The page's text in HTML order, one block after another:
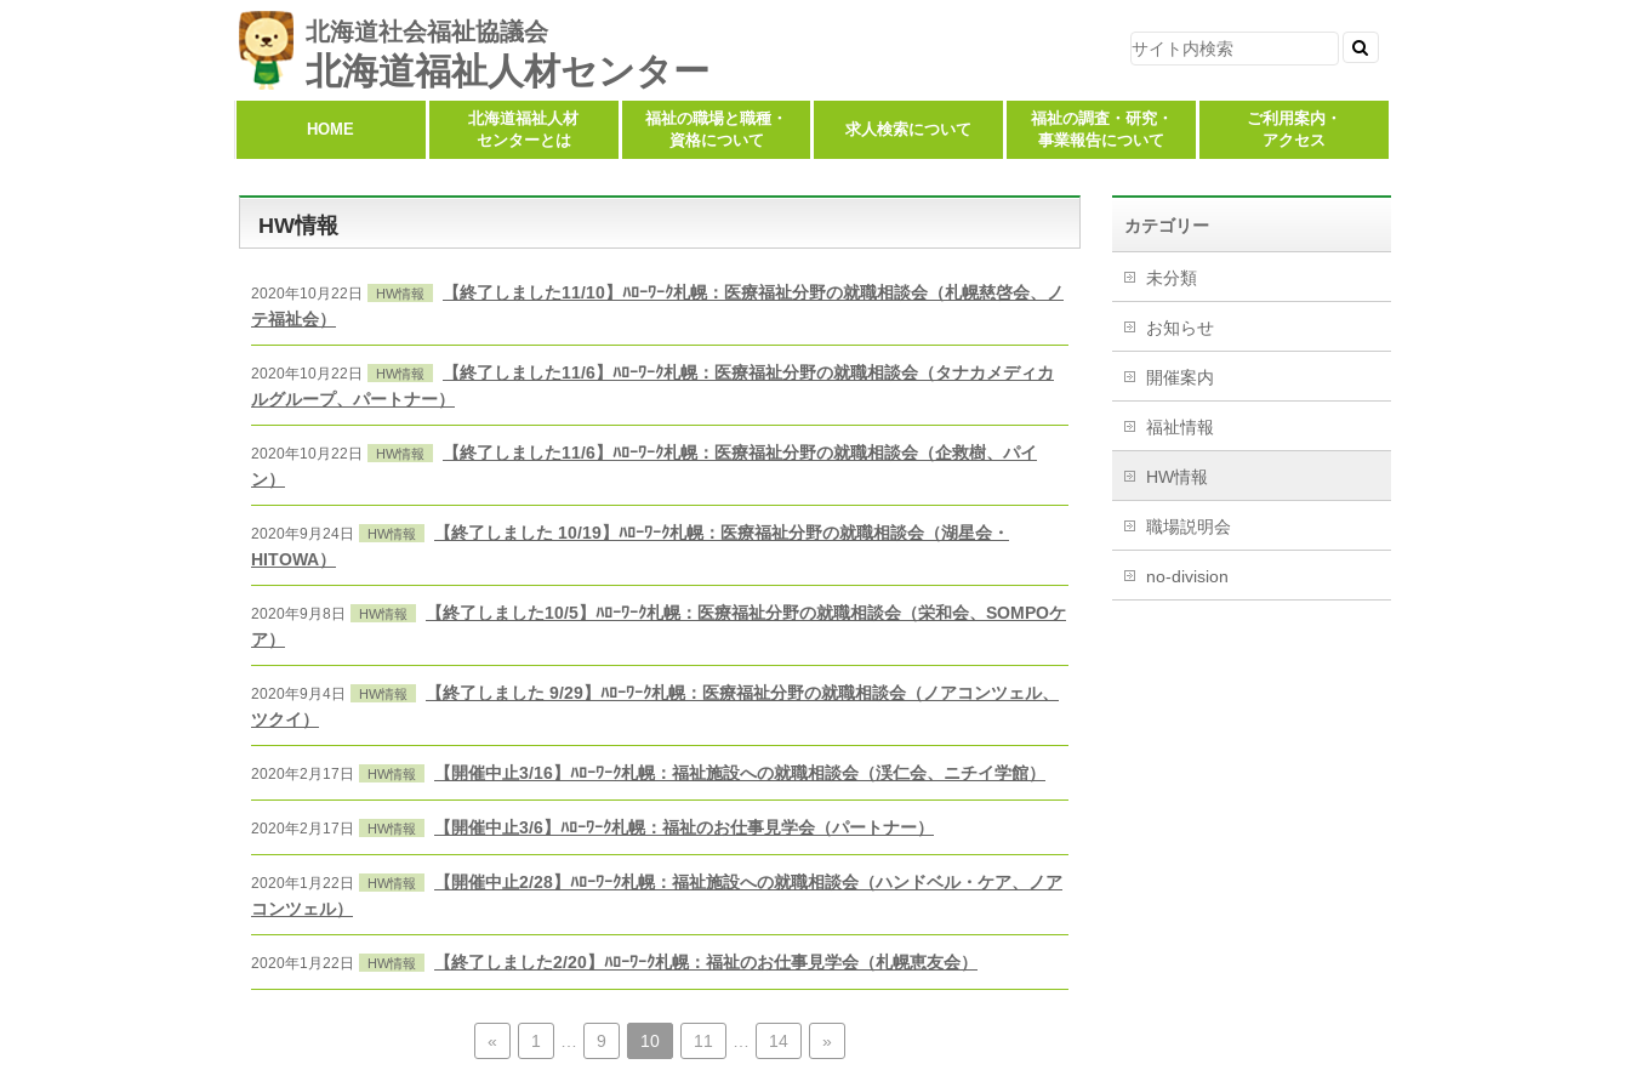
北海道社会福祉協議会
北海道福祉人材センター
HOME
北海道福祉人材
センターとは
福祉の職場と職種・
資格について
求人検索について
福祉の調査・研究・
事業報告について
ご利用案内・
アクセス
HW情報
2020年10月22日 HW情報
【終了しました11/10】ﾊﾛｰﾜｰｸ札幌：医療福祉分野の就職相談会（札幌慈啓会、ノ
テ福祉会）
2020年10月22日 HW情報
【終了しました11/6】ﾊﾛｰﾜｰｸ札幌：医療福祉分野の就職相談会（タナカメディカ
ルグループ、パートナー）
2020年10月22日 HW情報
【終了しました11/6】ﾊﾛｰﾜｰｸ札幌：医療福祉分野の就職相談会（企救樹、パイ
ン）
2020年9月24日 HW情報
【終了しました 10/19】ﾊﾛｰﾜｰｸ札幌：医療福祉分野の就職相談会（湖星会・
HITOWA）
2020年9月8日 HW情報
【終了しました10/5】ﾊﾛｰﾜｰｸ札幌：医療福祉分野の就職相談会（栄和会、SOMPOケ
ア）
2020年9月4日 HW情報
【終了しました 9/29】ﾊﾛｰﾜｰｸ札幌：医療福祉分野の就職相談会（ノアコンツェル、
ツクイ）
2020年2月17日 HW情報 【開催中止3/16】ﾊﾛｰﾜｰｸ札幌：福祉施設への就職相談会（渓仁会、ニチイ学館）
2020年2月17日 HW情報 【開催中止3/6】ﾊﾛｰﾜｰｸ札幌：福祉のお仕事見学会（パートナー）
2020年1月22日 HW情報
【開催中止2/28】ﾊﾛｰﾜｰｸ札幌：福祉施設への就職相談会（ハンドベル・ケア、ノア
コンツェル）
2020年1月22日 HW情報 【終了しました2/20】ﾊﾛｰﾜｰｸ札幌：福祉のお仕事見学会（札幌恵友会）
« 1 9 10 11 14 »
カテゴリー
未分類
お知らせ
開催案内
福祉情報
HW情報
職場説明会
no-division